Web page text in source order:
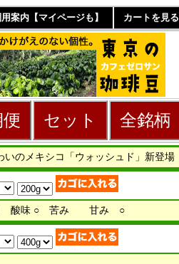
カートを見る
案内【マイページも】
便 セット 全銘柄
のメキシコ「ウォッシュド」新登場
酸味 ○ 苦み 甘み ○